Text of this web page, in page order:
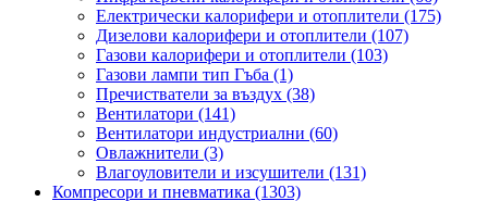
Електрически калорифери и отоплители (175)
Дизелови калорифери и отоплители (107)
Газови калорифери и отоплители (103)
Газови лампи тип Гъба (1)
Пречистватели за въздух (38)
Вентилатори (141)
Вентилатори индустриални (60)
Овлажнители (3)
Влагоуловители и изсушители (131)
Компресори и пневматика (1303)